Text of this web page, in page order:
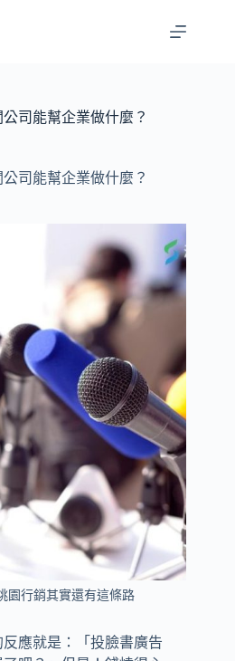
司能幫企業做什麼？
司能幫企業做什麼？
園行銷其實還有這條路
應就是：「投臉書廣告